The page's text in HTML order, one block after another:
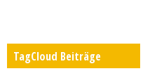
TagCloud Beiträge